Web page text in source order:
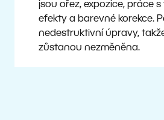
jsou ořez, expozice, práce
efekty a barevné korekce.
nedestruktivní úpravy,
zůstanou nezměněna.